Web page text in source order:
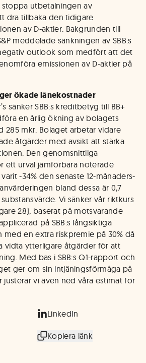
utbetalningen av
dra tillbaka den tidigare
av D-aktier. Bakgrunden till
meddelade sänkningen av SBB:s
outlook som medfört att det
emissionen av D-aktier på
ökade lånekostnader
sänker SBB:s kreditbetyg till BB+
en årlig ökning av bolagets
285 mkr. Bolaget arbetar vidare
åtgärder med avsikt att stärka
Den genomsnittliga
ett urval jämförbara noterade
-34% den senaste 12-månaders-
bland dessa är 0,7
Vi sänker vår riktkurs
28), baserat på motsvarande
på SBB:s långsiktiga
med en extra riskpremie på 30% då
vidta ytterligare åtgärder för att
Med bas i SBB:s Q1-rapport och
ger om sin intjäningsförmåga på
justerar vi även ned våra estimat för
LinkedIn
Kopiera länk